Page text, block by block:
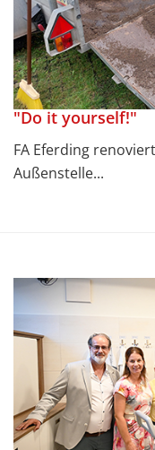
"Do it yourself!"
FA Eferding
Außenstelle...